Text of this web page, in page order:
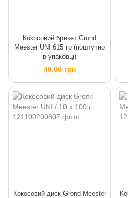
Кокосовий брикет Grond
Meester UNI 615 гр (поштучно
в упаковці)
48.00 грн
Кокосовий диск Grond Meester